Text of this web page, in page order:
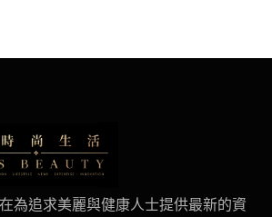
為追求美麗與健康人士提供最新的資